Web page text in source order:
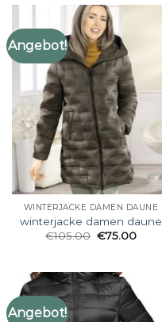
Angebot!
WINTERJACKE DAMEN DAUNE
winterjacke damen daune
€105.00 €75.00
Angebot!